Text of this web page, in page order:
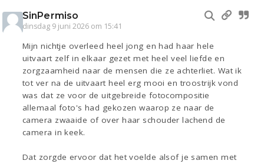
SinPermiso
dinsdag 9 juni 2026 om 15:41
Mijn nichtje overleed heel jong en had haar hele
uitvaart zelf in elkaar gezet met heel veel liefde en
zorgzaamheid naar de mensen die ze achterliet. Wat ik
tot ver na de uitvaart heel erg mooi en troostrijk vond
was dat ze voor de uitgebreide fotocompositie
allemaal foto's had gekozen waarop ze naar de
camera zwaaide of over haar schouder lachend de
camera in keek.
Dat zorgde ervoor dat het voelde alsof je samen met